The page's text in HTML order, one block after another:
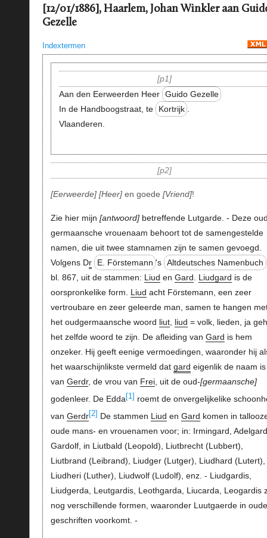
[12/01/1886], Haarlem, Johan Winkler aan
Gezelle
Indextermen
p1
Aan den Eerweerden Heer Guido Gezelle
In de Handboogstraat, te
Kortrijk
Vlaanderen.
p2
Eerweerde Heer en goede Vriend !
Zie hier mijn antwoord betreffende Lutgarde. - Deze
germaansche vrouenaam behoort tot de samengestelde
namen, die uit twee stamnamen zijn te samen gevoegd.
Volgens Dr E. Förstemann 's Altdeutsches Namenbuch
bl. 867, uit de stammen: Liud en Gard Liudgard is de
oorspronkelike form. Liud acht Förstemann, een zeer
vertroubare en zeer geleerde man, samen te hangen
het oudgermaansche woord liut, liud = volk, lieden, ja
het zelfde woord te zijn. De afleiding van Gard is hem
onzeker. Hij geeft eenige vermoedingen, waaronder hij
het waarschijnlikste vermeld dat gard eigenlik de naam is
van Gerdr, de vrou van Frei, uit de oud- germaansche
godenleer. De Edda [1] roemt de onvergelijkelike
van Gerdr[2] De stammen Liud en Gard komen in
oude mans- en vrouenamen voor; in: Irmingard,
Gardolf, in Liutbald (Leopold), Liutbrecht (Lubbert),
Liutbrand (Leibrand), Liudger (Lutger), Liudhard (Lutert),
Liudheri (Luther), Liudwolf (Ludolf), enz. - Liudgardis,
Liudgerda, Leutgardis, Leothgarda, Liucarda, Leogardis
nog verschillende formen, waaronder Luutgaerde in oude
geschriften voorkomt. -